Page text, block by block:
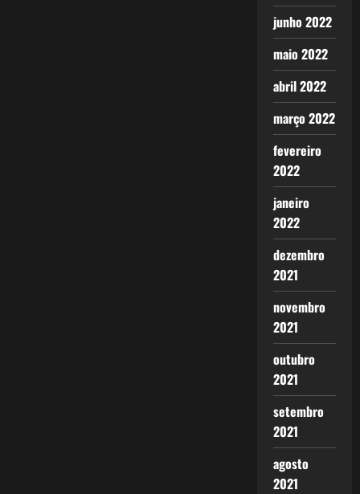
junho 2022
maio 2022
abril 2022
março 2022
fevereiro
2022
janeiro
2022
dezembro
2021
novembro
2021
outubro
2021
setembro
2021
agosto
2021